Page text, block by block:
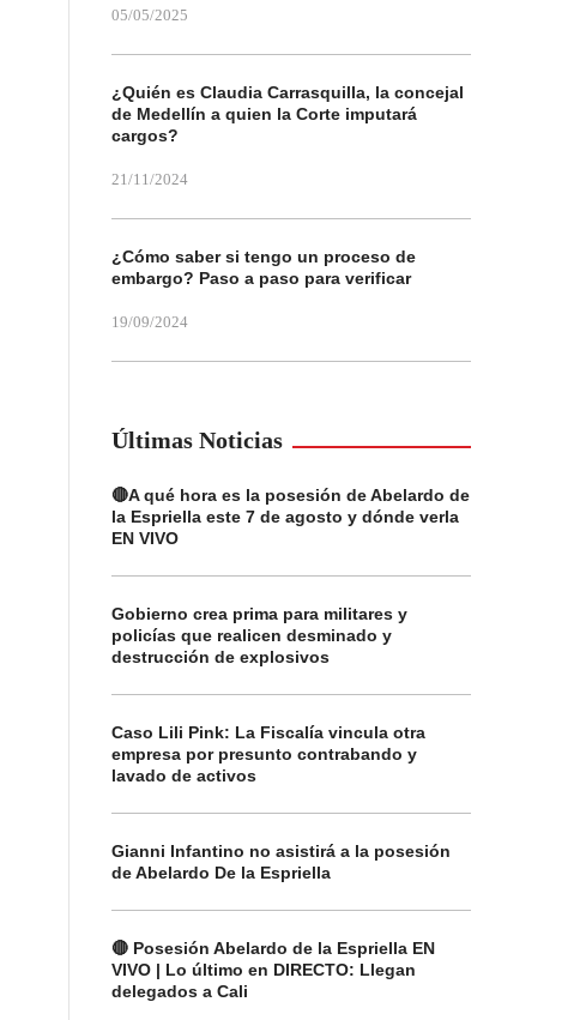
05/05/2025
¿Quién es Claudia Carrasquilla, la concejal
de Medellín a quien la Corte imputará
cargos?
21/11/2024
¿Cómo saber si tengo un proceso de
embargo? Paso a paso para verificar
19/09/2024
Últimas Noticias
🔴A qué hora es la posesión de Abelardo de
la Espriella este 7 de agosto y dónde verla
EN VIVO
Gobierno crea prima para militares y
policías que realicen desminado y
destrucción de explosivos
Caso Lili Pink: La Fiscalía vincula otra
empresa por presunto contrabando y
lavado de activos
Gianni Infantino no asistirá a la posesión
de Abelardo De la Espriella
🔴 Posesión Abelardo de la Espriella EN
VIVO | Lo último en DIRECTO: Llegan
delegados a Cali